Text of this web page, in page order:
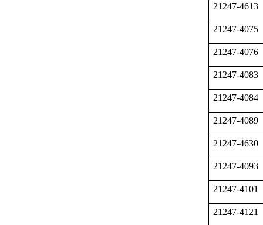
21247-4613
21247-4075
21247-4076
21247-4083
21247-4084
21247-4089
21247-4630
21247-4093
21247-4101
21247-4121